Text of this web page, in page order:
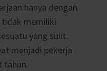
hanya dengan
tidak memiliki
yang sulit.
menjadi pekerja
tahun.